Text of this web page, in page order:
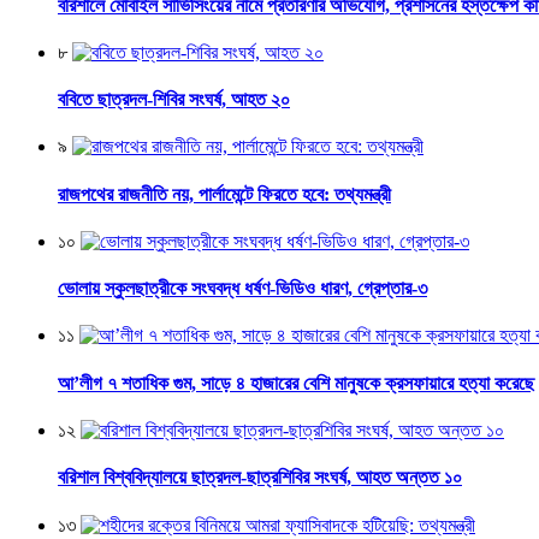
বরিশালে মোবাইল সার্ভিসিংয়ের নামে প্রতারণার অভিযোগ, প্রশাসনের হস্তক্ষেপ
৮
ববিতে ছাত্রদল-শিবির সংঘর্ষ, আহত ২০
৯
রাজপথের রাজনীতি নয়, পার্লামেন্টে ফিরতে হবে: তথ্যমন্ত্রী
১০
ভোলায় স্কুলছাত্রীকে সংঘবদ্ধ ধর্ষণ-ভিডিও ধারণ, গ্রেপ্তার-৩
১১
আ’লীগ ৭ শতাধিক গুম, সাড়ে ৪ হাজারের বেশি মানুষকে ক্রসফায়ারে হত্যা করেছে
১২
বরিশাল বিশ্ববিদ্যালয়ে ছাত্রদল-ছাত্রশিবির সংঘর্ষ, আহত অন্তত ১০
১৩